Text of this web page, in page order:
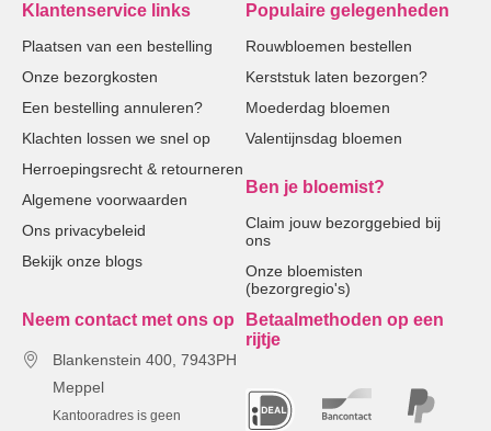
Klantenservice links
Plaatsen van een bestelling
Onze bezorgkosten
Een bestelling annuleren?
Klachten lossen we snel op
Herroepingsrecht & retourneren
Algemene voorwaarden
Ons privacybeleid
Bekijk onze blogs
Populaire gelegenheden
Rouwbloemen bestellen
Kerststuk laten bezorgen?
Moederdag bloemen
Valentijnsdag bloemen
Ben je bloemist?
Claim jouw bezorggebied bij
ons
Onze bloemisten
(bezorgregio's)
Neem contact met ons op
Blankenstein 400, 7943PH
Meppel
Kantooradres is geen
Betaalmethoden op een
rijtje